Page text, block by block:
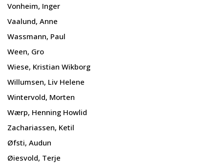
Vonheim, Inger
Vaalund, Anne
Wassmann, Paul
Ween, Gro
Wiese, Kristian Wikborg
Willumsen, Liv Helene
Wintervold, Morten
Wærp, Henning Howlid
Zachariassen, Ketil
Øfsti, Audun
Øiesvold, Terje